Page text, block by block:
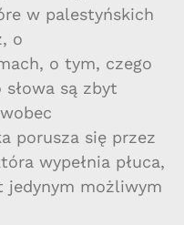
w palestyńskich
o
o tym, czego
są zbyt
porusza się przez
wypełnia płuca,
jedynym możliwym